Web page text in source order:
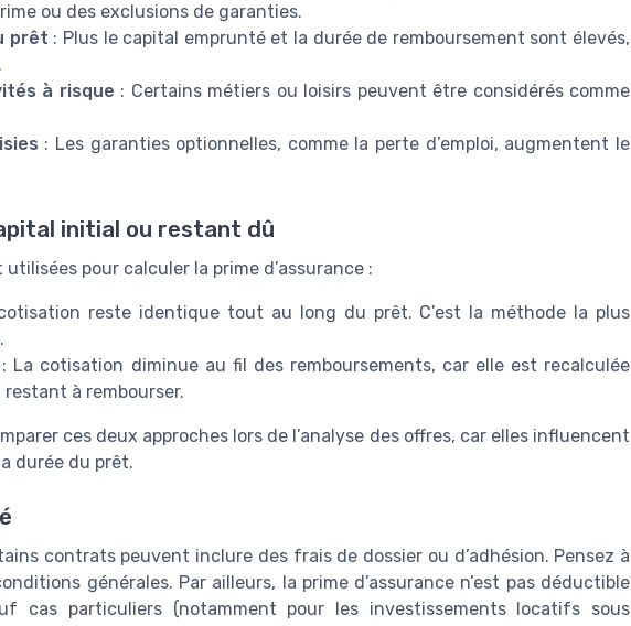
ou des exclusions de garanties.
prêt : Plus le capital emprunté et la durée de remboursement sont élevés,
à risque : Certains métiers ou loisirs peuvent être considérés comme
: Les garanties optionnelles, comme la perte d’emploi, augmentent le
initial ou restant dû
pour calculer la prime d’assurance :
reste identique tout au long du prêt. C’est la méthode la plus
: La cotisation diminue au fil des remboursements, car elle est recalculée
à rembourser.
ces deux approches lors de l’analyse des offres, car elles influencent
durée du prêt.
contrats peuvent inclure des frais de dossier ou d’adhésion. Pensez à
générales. Par ailleurs, la prime d’assurance n’est pas déductible
cas particuliers (notamment pour les investissements locatifs sous